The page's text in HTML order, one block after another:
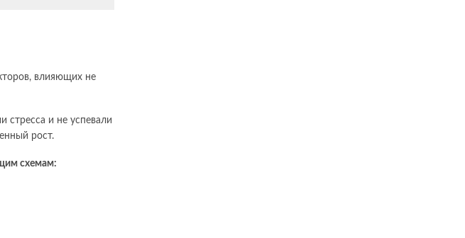
влияющих не
и не успевали
рост.
схемам: